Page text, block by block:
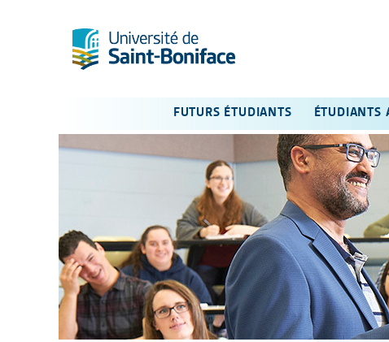
FUTURS ÉTUDIANTS ÉTUDIANTS